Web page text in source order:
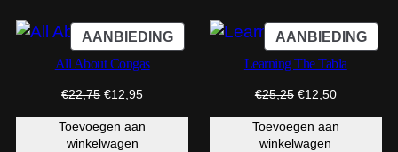
AANBIEDINGPRODUCT
IN
UITVERKOOP
All About Congas
€22,75 Oorspronkelijke
was:
€22,75.
€12,95Huidige
is:
Toevoegen aan
winkelwagen
AANBIEDING
IN
Learning The Tabla
€25,25 Oorspronkelijke
was:
€25,25.
€12,50Huidige
is:
Toevoegen aan
winkelwagen